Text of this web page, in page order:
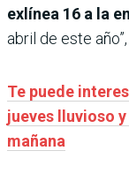
exlínea 16 a la
abril de este
Te puede
jueves lluvioso
mañana